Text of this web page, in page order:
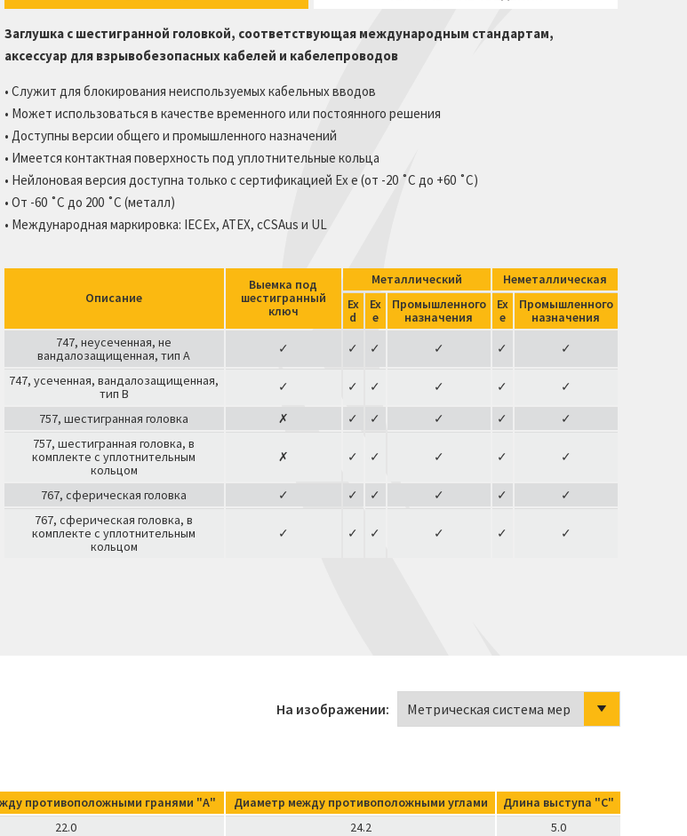
скоб
дугой
757 Stainless Steel
Заглушка с шестигранной головкой, соответствующая международным стандартам,
аксессуар для взрывобезопасных кабелей и кабелепроводов
• Служит для блокирования неиспользуемых кабельных вводов
• Может использоваться в качестве временного или постоянного решения
• Доступны версии общего и промышленного назначений
• Имеется контактная поверхность под уплотнительные кольца
• Нейлоновая версия доступна только с сертификацией Ex e (от -20 ˚C до +60 ˚C)
• От -60 ˚C до 200 ˚C (металл)
• Международная маркировка: IECEx, ATEX, cCSAus и UL
Описание
Выемка под
шестигранный
ключ
Металлический
Неметаллическая
Ex
d
Ex
e
Промышленного
назначения
Ex
e
Промышленного
назначения
747, неусеченная, не
вандалозащищенная, тип A
✓ ✓ ✓ ✓ ✓
✓
747, усеченная, вандалозащищенная,
тип B
✓ ✓ ✓ ✓ ✓
✓
757, шестигранная головка
✗ ✓ ✓ ✓ ✓
✓
757, шестигранная головка, в
комплекте с уплотнительным
кольцом
✗ ✓ ✓ ✓ ✓ ✓
767, сферическая головка ✓ ✓ ✓ ✓ ✓
✓
767, сферическая головка, в
комплекте с уплотнительным
кольцом
✓ ✓ ✓ ✓ ✓ ✓
На изображении:
противоположными гранями "А" Диаметр между противоположными углами
Длина выступа "С"
22.0 24.2
5.0